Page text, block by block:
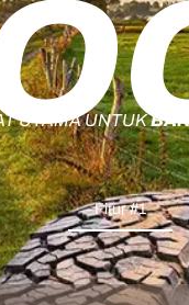
UTAMA UNTUKBAN
Fitur #1